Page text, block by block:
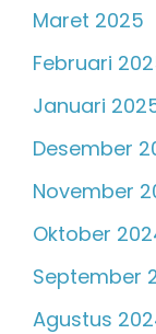
Maret 2025
Februari
Januari
Desember
November
Oktober
September
Agustus